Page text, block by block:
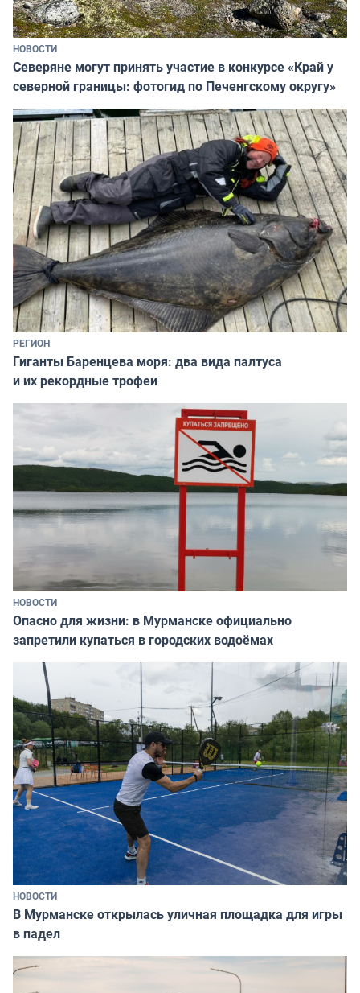
НОВОСТИ
Северяне могут принять участие в конкурсе «Край у
северной границы: фотогид по Печенгскому округу»
РЕГИОН
Гиганты Баренцева моря: два вида палтуса
и их рекордные трофеи
НОВОСТИ
Опасно для жизни: в Мурманске официально
запретили купаться в городских водоёмах
НОВОСТИ
В Мурманске открылась уличная площадка для игры
в падел